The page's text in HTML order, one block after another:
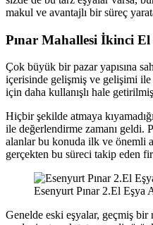
makul ve avantajlı bir süreç
Pınar Mahallesi İkinci
Çok büyük bir pazar yapısına
içerisinde gelişmiş ve gelişimi
için daha kullanışlı hale
Hiçbir şekilde atmaya
ile değerlendirme zamanı geldi.
alanlar bu konuda ilk ve önemli
gerçekten bu süreci takip eden
Esenyurt Pınar 2.El Eşya
Genelde eski eşyalar, geçmiş